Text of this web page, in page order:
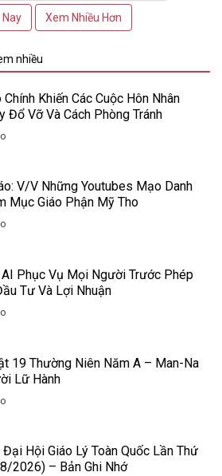
Nay Xem Nhiều Hơn
nhiều
Chính Khiến Các Cuộc Hôn Nhân
Đổ Vỡ Và Cách Phòng Tránh
V/v Những Youtubes Mạo Danh
Mục Giáo Phận Mỹ Tho
Phục Vụ Mọi Người Trước Phép
Tư Và Lợi Nhuận
19 Thường Niên Năm A – Man-Na
Lữ Hành
Đại Hội Giáo Lý Toàn Quốc Lần Thứ
2026) – Bản Ghi Nhớ